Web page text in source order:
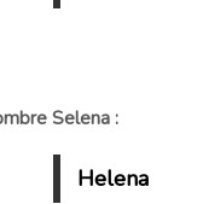
Selena :
Helena